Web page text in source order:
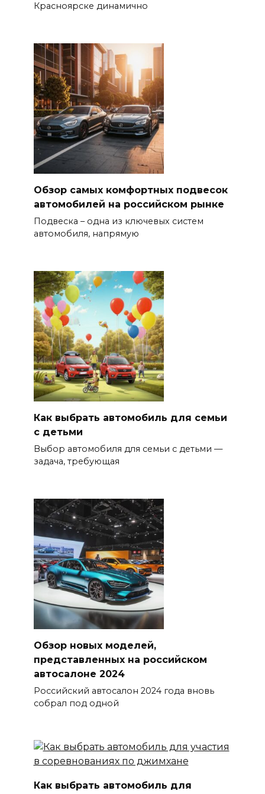
Красноярске динамично
Обзор самых комфортных подвесок
автомобилей на российском рынке
Подвеска – одна из ключевых систем
автомобиля, напрямую
Как выбрать автомобиль для семьи
с детьми
Выбор автомобиля для семьи с детьми —
задача, требующая
Обзор новых моделей,
представленных на российском
автосалоне 2024
Российский автосалон 2024 года вновь
собрал под одной
Как выбрать автомобиль для